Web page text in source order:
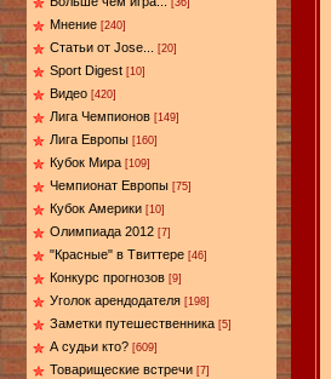
[36]
Мнение [240]
Статьи от Jose... [20]
Sport Digest [10]
Видео [420]
Лига Чемпионов [149]
Лига Европы [160]
Кубок Мира [109]
Чемпионат Европы [75]
Кубок Америки [10]
Олимпиада 2012 [7]
"Красные" в Твиттере [46]
Конкурс прогнозов [9]
Уголок арендодателя [198]
Заметки путешественника [5]
А судьи кто? [609]
Товарищеские встречи [7]